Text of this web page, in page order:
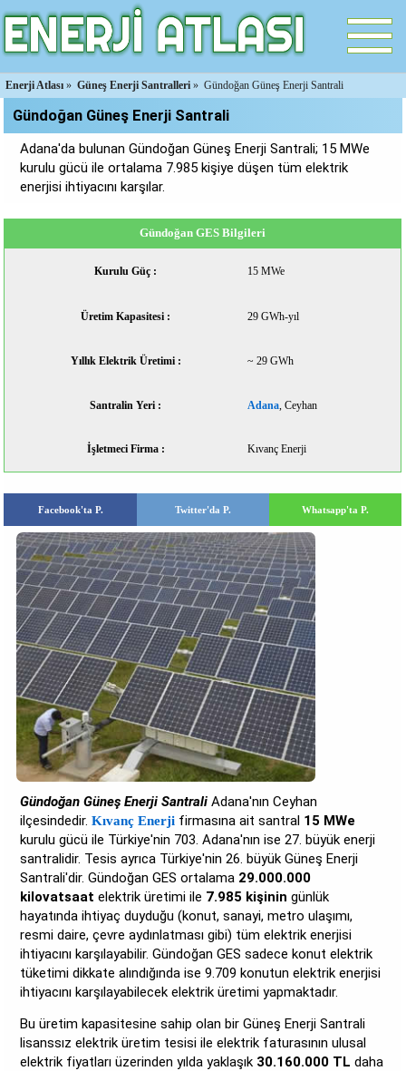
Enerji Atlası » Güneş Enerji Santralleri » Gündoğan Güneş Enerji Santrali
Gündoğan Güneş Enerji Santrali
Adana'da bulunan Gündoğan Güneş Enerji Santrali; 15 MWe
kurulu gücü ile ortalama 7.985 kişiye düşen tüm elektrik
enerjisi ihtiyacını karşılar.
Gündoğan GES Bilgileri
Kurulu Güç : 15 MWe
Üretim Kapasitesi : 29 GWh-yıl
Yıllık Elektrik Üretimi : ~ 29 GWh
Santralin Yeri : Adana, Ceyhan
İşletmeci Firma : Kıvanç Enerji
Facebook'ta P. Twitter'da P. Whatsapp'ta P.
Gündoğan Güneş Enerji Santrali Adana'nın Ceyhan
ilçesindedir.Kıvanç Enerji firmasına ait santral 15 MWe
kurulu gücü ile Türkiye'nin 703. Adana'nın ise 27. büyük enerji
santralidir. Tesis ayrıca Türkiye'nin 26. büyük Güneş Enerji
Santrali'dir. Gündoğan GES ortalama 29.000.000
kilovatsaat elektrik üretimi ile 7.985 kişinin günlük
hayatında ihtiyaç duyduğu (konut, sanayi, metro ulaşımı,
resmi daire, çevre aydınlatması gibi) tüm elektrik enerjisi
ihtiyacını karşılayabilir. Gündoğan GES sadece konut elektrik
tüketimi dikkate alındığında ise 9.709 konutun elektrik enerjisi
ihtiyacını karşılayabilecek elektrik üretimi yapmaktadır.
Bu üretim kapasitesine sahip olan bir Güneş Enerji Santrali
lisanssız elektrik üretim tesisi ile elektrik faturasının ulusal
elektrik fiyatları üzerinden yılda yaklaşık 30.160.000 TL daha